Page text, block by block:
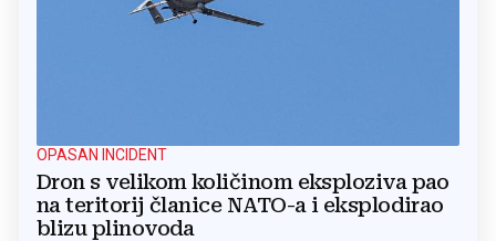
OPASAN INCIDENT
Dron s velikom količinom eksploziva pao
na teritorij članice NATO-a i eksplodirao
blizu plinovoda